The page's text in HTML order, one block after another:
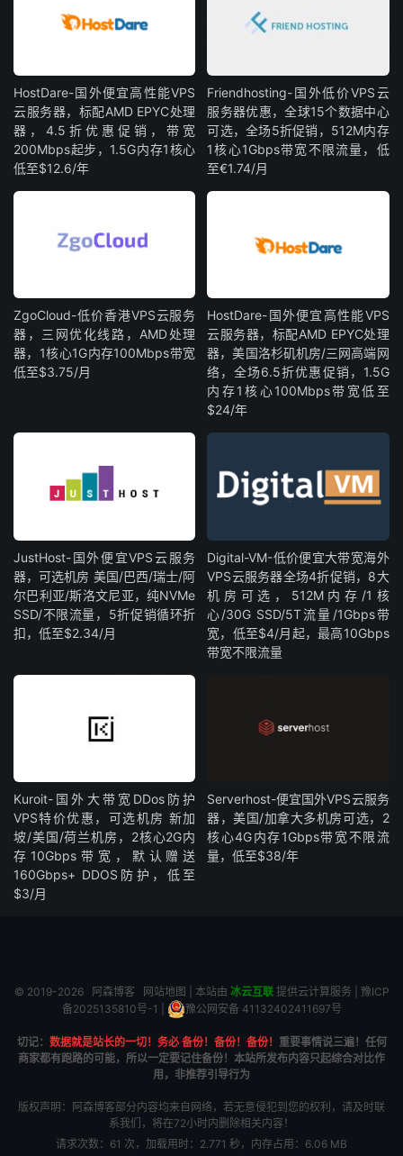
HostDare-国外便宜高性能VPS
云服务器，标配AMD EPYC处理
器，4.5折优惠促销，带宽
200Mbps起步，1.5G内存1核心
低至$12.6/年
Friendhosting-国外低价VPS云
服务器优惠，全球15个数据中心
可选，全场5折促销，512M内存
1核心1Gbps带宽不限流量，低
至€1.74/月
ZgoCloud-低价香港VPS云服务
器，三网优化线路，AMD处理
器，1核心1G内存100Mbps带宽
低至$3.75/月
HostDare-国外便宜高性能VPS
云服务器，标配AMD EPYC处理
器，美国洛杉矶机房/三网高端网
络，全场6.5折优惠促销，1.5G
内存1核心100Mbps带宽低至
$24/年
JustHost-国外便宜VPS云服务
器，可选机房 美国/巴西/瑞士/阿
尔巴利亚/斯洛文尼亚，纯NVMe
SSD/不限流量，5折促销循环折
扣，低至$2.34/月
Digital-VM-低价便宜大带宽海外
VPS云服务器全场4折促销，8大
机房可选，512M内存/1核
心/30G SSD/5T流量/1Gbps带
宽，低至$4/月起，最高10Gbps
带宽不限流量
Kuroit-国外大带宽DDos防护
VPS特价优惠，可选机房 新加
坡/美国/荷兰机房，2核心2G内
存10Gbps带宽，默认赠送
160Gbps+ DDOS防护，低至
$3/月
Serverhost-便宜国外VPS云服务
器，美国/加拿大多机房可选，2
核心4G内存1Gbps带宽不限流
量，低至$38/年
© 2019-2026 阿森博客 网站地图 | 本站由 冰云互联提供云计算服务 | 豫ICP
备2025135810号-1
豫公网安备 41132402411697号
切记： 数据就是站长的一切！务必 备份！备份！备份！ 重要事情说三遍！任何
商家都有跑路的可能，所以一定要记住备份！本站所发布内容只起综合对比作
用，非推荐引导行为
版权声明：阿森博客部分内容均来自网络，若无意侵犯到您的权利，请及时联
系我们，将在72小时内删除相关内容！
请求次数：61 次，加载用时：2.771 秒，内存占用：6.06 MB